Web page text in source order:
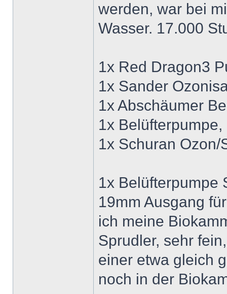
werden, war bei
Wasser. 17.000
1x Red Dragon3
1x Sander
1x Abschäumer
1x
1x Schuran Ozon/
1x Belüfterpumpe
19mm Ausgang
ich meine
Sprudler, sehr
einer etwa gleich
noch in der